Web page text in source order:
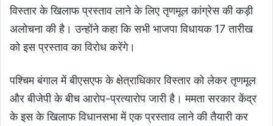
विस्तार के खिलाफ प्रस्ताव लाने के लिए तृणमूल कांग्रेस की कड़ी
अलोचना की है। उन्होंने कहा कि सभी भाजपा विधायक 17 तारीख
को इस प्रस्ताव का विरोध करेंगे।
पश्चिम बंगाल में बीएसएफ के क्षेत्राधिकार विस्तार को लेकर तृणमूल
और बीजेपी के बीच आरोप-प्रत्यारोप जारी है। ममता सरकार केंद्र
के इस के खिलाफ विधानसभा में एक प्रस्ताव लाने की तैयारी कर